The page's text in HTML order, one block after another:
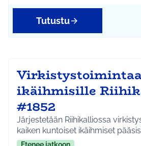
Tutustu
ikäihmisille
#1852
Järjestetään Riihikalliossa
kaiken kuntoiset ikäihmiset